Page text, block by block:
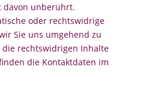
davon unberührt.
oder rechtswidrige
Sie uns umgehend zu
rechtswidrigen Inhalte
die Kontaktdaten im